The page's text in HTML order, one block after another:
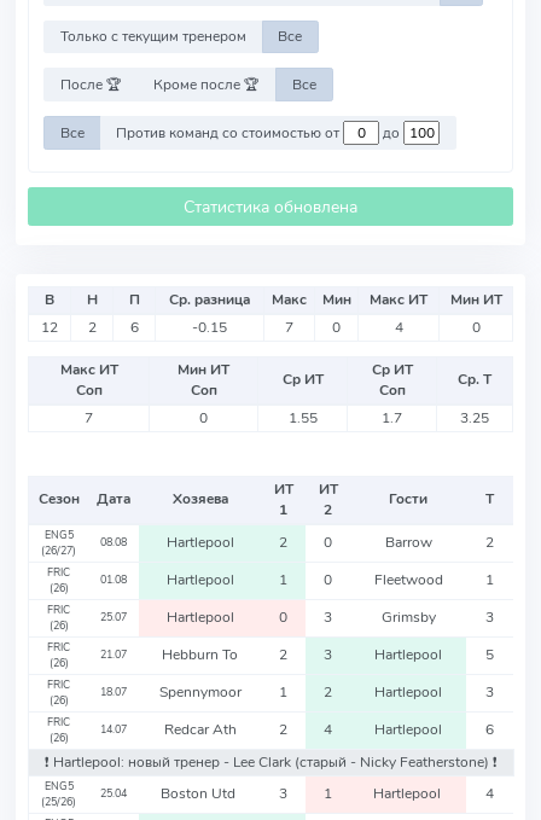
Только с текущим тренером Все
После 🏆 Кроме после 🏆 Все
Все Против команд со стоимостью от до
Статистика обновлена
В Н П Ср. разница Макс Мин Макс ИТ
Мин ИТ
12
2 6 -0.15 7 0 4 0
Макс ИТ
Соп
Мин ИТ
Соп
Ср ИТ
Ср ИТ
Соп
Ср. Т
7
0 1.55 1.7 3.25
Сезон Дата Хозяева
ИТ
1
ИТ
2
Гости Т
ENG5
(26/27)
08.08 Hartlepool 2 0 Barrow 2
FRIC
(26)
01.08 Hartlepool 1 0 Fleetwood 1
FRIC
(26)
25.07 Hartlepool 0 3 Grimsby 3
FRIC
(26)
21.07 Hebburn To 2 3 Hartlepool 5
FRIC
(26)
18.07 Spennymoor 1 2 Hartlepool 3
FRIC
(26)
14.07 Redcar Ath 2 4 Hartlepool
6
❗️ Hartlepool: новый тренер - Lee Clark (старый - Nicky Featherstone) ❗️
ENG5
(25/26)
25.04 Boston Utd 3 1 Hartlepool 4